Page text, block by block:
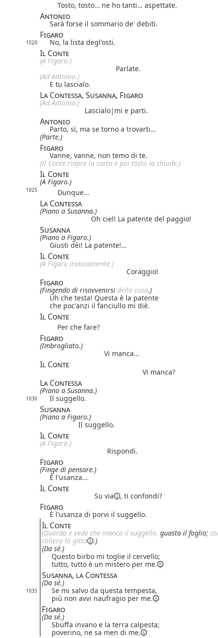
Tosto, tosto… ne ho tanti… aspettate.
Antonio
Sarà forse il sommario de' debiti.
Figaro
1020 No, la lista degl'osti.
Il Conte
(A Figaro.)
Parlate.
(Ad Antonio.)
E tu lascialo.
La Contessa, Susanna, Figaro
(Ad Antonio.)
Lascialo| mi e parti.
Antonio
Parto, sì, ma se torno a trovarti…
(Parte.)
Figaro
Vanne, vanne, non temo di te.
(Il Conte riapre la carta e poi tosto la chiude.)
Il Conte
(A Figaro.)
1025 Dunque…
La Contessa
(Piano a Susanna.)
Oh ciel! La patente del paggio!
Susanna
(Piano a Figaro.)
Giusti dèi! La patente!…
Il Conte
(A Figaro ironicamente.)
Coraggio!
Figaro
(Fingendo di risovvenirsi della cosa.)
Uh che testa! Questa è la patente
che poc'anzi il fanciullo mi diè.
Il Conte
Per che fare?
Figaro
(Imbrogliato.)
Vi manca…
Il Conte
Vi manca?
La Contessa
(Piano a Susanna.)
1030 Il suggello.
Susanna
(Piano a Figaro.)
Il suggello.
Il Conte
(A Figaro.)
Rispondi.
Figaro
(Finge di pensare.)
È l'usanza…
Il Conte
Su via , ti confondi?
Figaro
È l'usanza di porvi il suggello.
Il Conte
(Guarda e vede che manca il suggello, guasta il foglio;
collera lo gitta
.)
(Da sé.)
Questo birbo mi toglie il cervello;
tutto, tutto è un mistero per me.
Susanna, la Contessa
(Da sé.)
1035
Se mi salvo da questa tempesta,
più non avvi naufragio per me.
Figaro
(Da sé.)
Sbuffa invano e la terra calpesta;
poverino, ne sa men di me.